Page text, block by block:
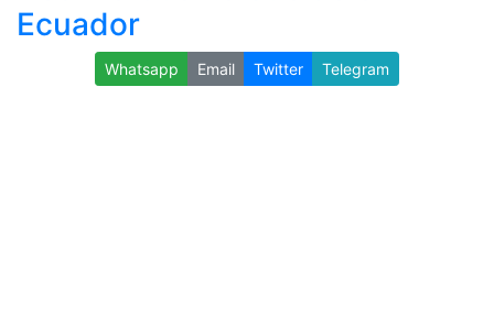
Ecuador
Whatsapp Email Twitter Telegram